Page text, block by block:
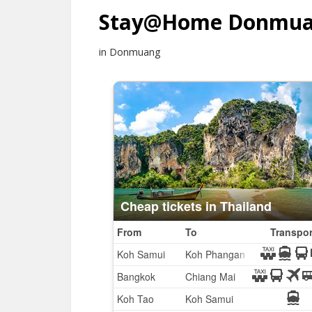
Stay@Home
in Donmuang